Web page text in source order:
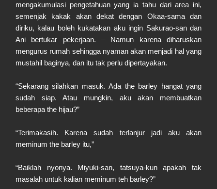
mengakumulasi pengetahuan yang ia tahu dari area ini,
semenjak kakak akan dekat dengan Okaa-sama dan
diriku, kalau boleh kukatakan aku ingin Sakurao-san dan
Ani bertukar pekerjaan. – Namun karena diharuskan
mengurus rumah sehingga nyaman akan menjadi hal yang
mustahil baginya, dan itu tak perlu dipertayakan.
“Sekarang silahkan masuk. Ada the barley hangat yang
sudah siap. Atau mungkin, aku akan membuatkan
beberapa the hijau?”
“Terimakasih. Karena sudah terlanjur jadi aku akan
meminum the barley itu,”
“Baiklah nyonya. Miyuki-san, tatsuya-kun apakah tak
masalah untuk kalian meminum teh barley?”